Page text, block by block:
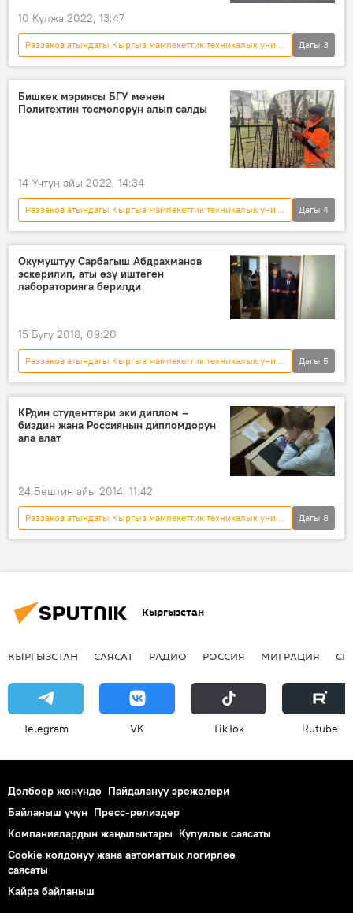
10 Кулжа 2022, 13:47
Раззаков атындагы Кыргыз мамлекеттик техникалык университети
Кыргызстан
ЖОЖ билим берүү
Дагы 3
Бишкек мэриясы БГУ менен
Политехтин тосмолорун алып салды
14 Үчтүн айы 2022, 14:34
Раззаков атындагы Кыргыз мамлекеттик техникалык университети
Кыргызстан
Бишкек
БГУ
Дагы 4
Окумуштуу Сарбагыш Абдрахманов
эскерилип, аты өзү иштеген
лабораторияга берилди
15 Бугу 2018, 09:20
Раззаков атындагы Кыргыз мамлекеттик техникалык университети
Кыргызстан
Коом
Жаңылыктар
Бишкек
илим
Дагы 5
КРдин студенттери эки диплом –
биздин жана Россиянын дипломдорун
ала алат
24 Бештин айы 2014, 11:42
Раззаков атындагы Кыргыз мамлекеттик техникалык университети
Маданият
Коом
Жаңылыктар
Ош технологиялык университет
Дагы 8
Кыргызстан
КЫРГЫЗСТАН САЯСАТ РАДИО РОССИЯ МИГРАЦИЯ
Telegram VK ТikТоk Rutube
Долбоор жөнүндө Пайдалануу эрежелери
Байланыш үчүн Пресс-релиздер
Компаниялардын жаңылыктары Купуялык саясаты
Cookie колдонуу жана автоматтык логирлөө
саясаты
Кайра байланыш